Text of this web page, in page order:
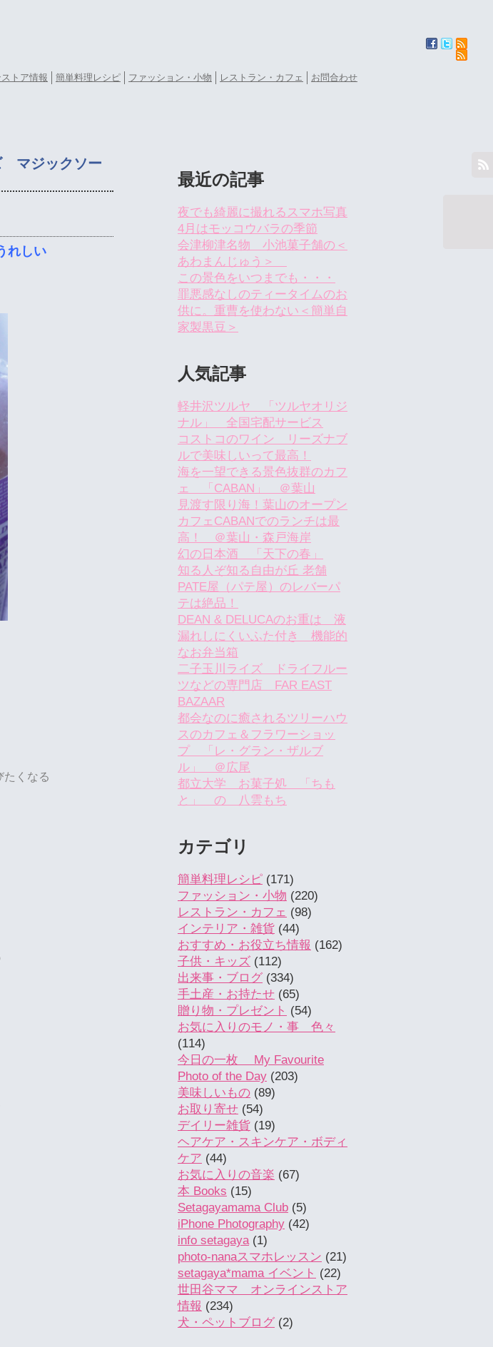
トア情報 簡単料理レシピ ファッション・小物 レストラン・カフェ お問合わせ
マジックソー
れしい
くなる
最近の記事
夜でも綺麗に撮れるスマホ写真
4月はモッコウバラの季節
会津柳津名物 小池菓子舗の＜
あわまんじゅう＞
この景色をいつまでも・・・
罪悪感なしのティータイムのお
供に。重曹を使わない＜簡単自
家製黒豆＞
人気記事
軽井沢ツルヤ 「ツルヤオリジ
ナル」 全国宅配サービス
コストコのワイン リーズナブ
ルで美味しいって最高！
海を一望できる景色抜群のカフ
ェ 「CABAN」 ＠葉山
見渡す限り海！葉山のオープン
カフェCABANでのランチは最
高！ ＠葉山・森戸海岸
幻の日本酒 「天下の春」
知る人ぞ知る自由が丘 老舗
PATE屋（パテ屋）のレバーパ
テは絶品！
DEAN & DELUCAのお重は 液
漏れしにくいふた付き 機能的
なお弁当箱
二子玉川ライズ ドライフルー
ツなどの専門店 FAR EAST
BAZAAR
都会なのに癒されるツリーハウ
スのカフェ＆フラワーショッ
プ 「レ・グラン・ザルブ
ル」 ＠広尾
都立大学 お菓子処 「ちも
と」 の 八雲もち
カテゴリ
簡単料理レシピ (171)
ファッション・小物 (220)
レストラン・カフェ (98)
インテリア・雑貨 (44)
おすすめ・お役立ち情報 (162)
子供・キッズ (112)
出来事・ブログ (334)
手土産・お持たせ (65)
贈り物・プレゼント (54)
お気に入りのモノ・事 色々
(114)
今日の一枚 My Favourite
Photo of the Day (203)
美味しいもの (89)
お取り寄せ (54)
デイリー雑貨 (19)
ヘアケア・スキンケア・ボディ
ケア (44)
お気に入りの音楽 (67)
本 Books (15)
Setagayamama Club (5)
iPhone Photography (42)
info setagaya(1)
photo-nanaスマホレッスン (21)
setagaya*mama イベント (22)
世田谷ママ オンラインストア
情報 (234)
犬・ペットブログ (2)